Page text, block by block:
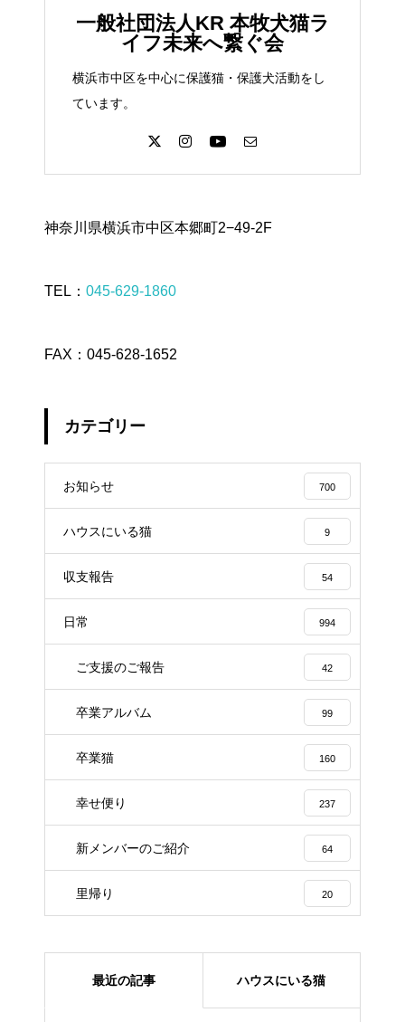
一般社団法人KR 本牧犬猫ラ
イフ未来へ繋ぐ会
横浜市中区を中心に保護猫・保護犬活動をし
ています。
神奈川県横浜市中区本郷町2−49-2F
TEL： 045-629-1860
FAX：045-628-1652
カテゴリー
お知らせ 700
ハウスにいる猫 9
収支報告 54
日常 994
ご支援のご報告 42
卒業アルバム 99
卒業猫 160
幸せ便り 237
新メンバーのご紹介 64
里帰り 20
最近の記事 ハウスにいる猫